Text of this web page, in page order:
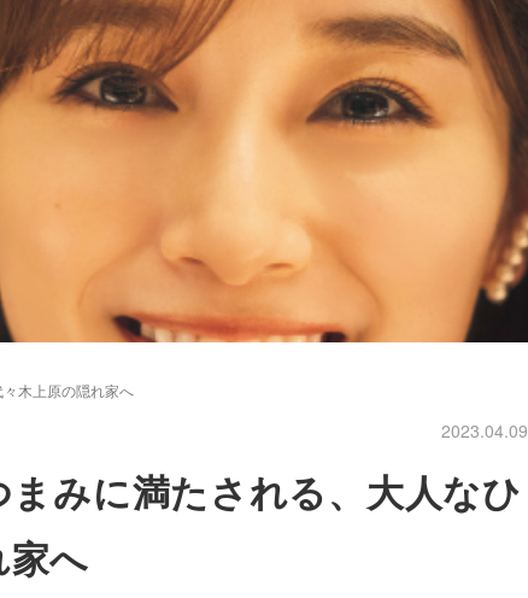
木上原の隠れ家へ
2023.04.09
みに満たされる、大人なひ
へ